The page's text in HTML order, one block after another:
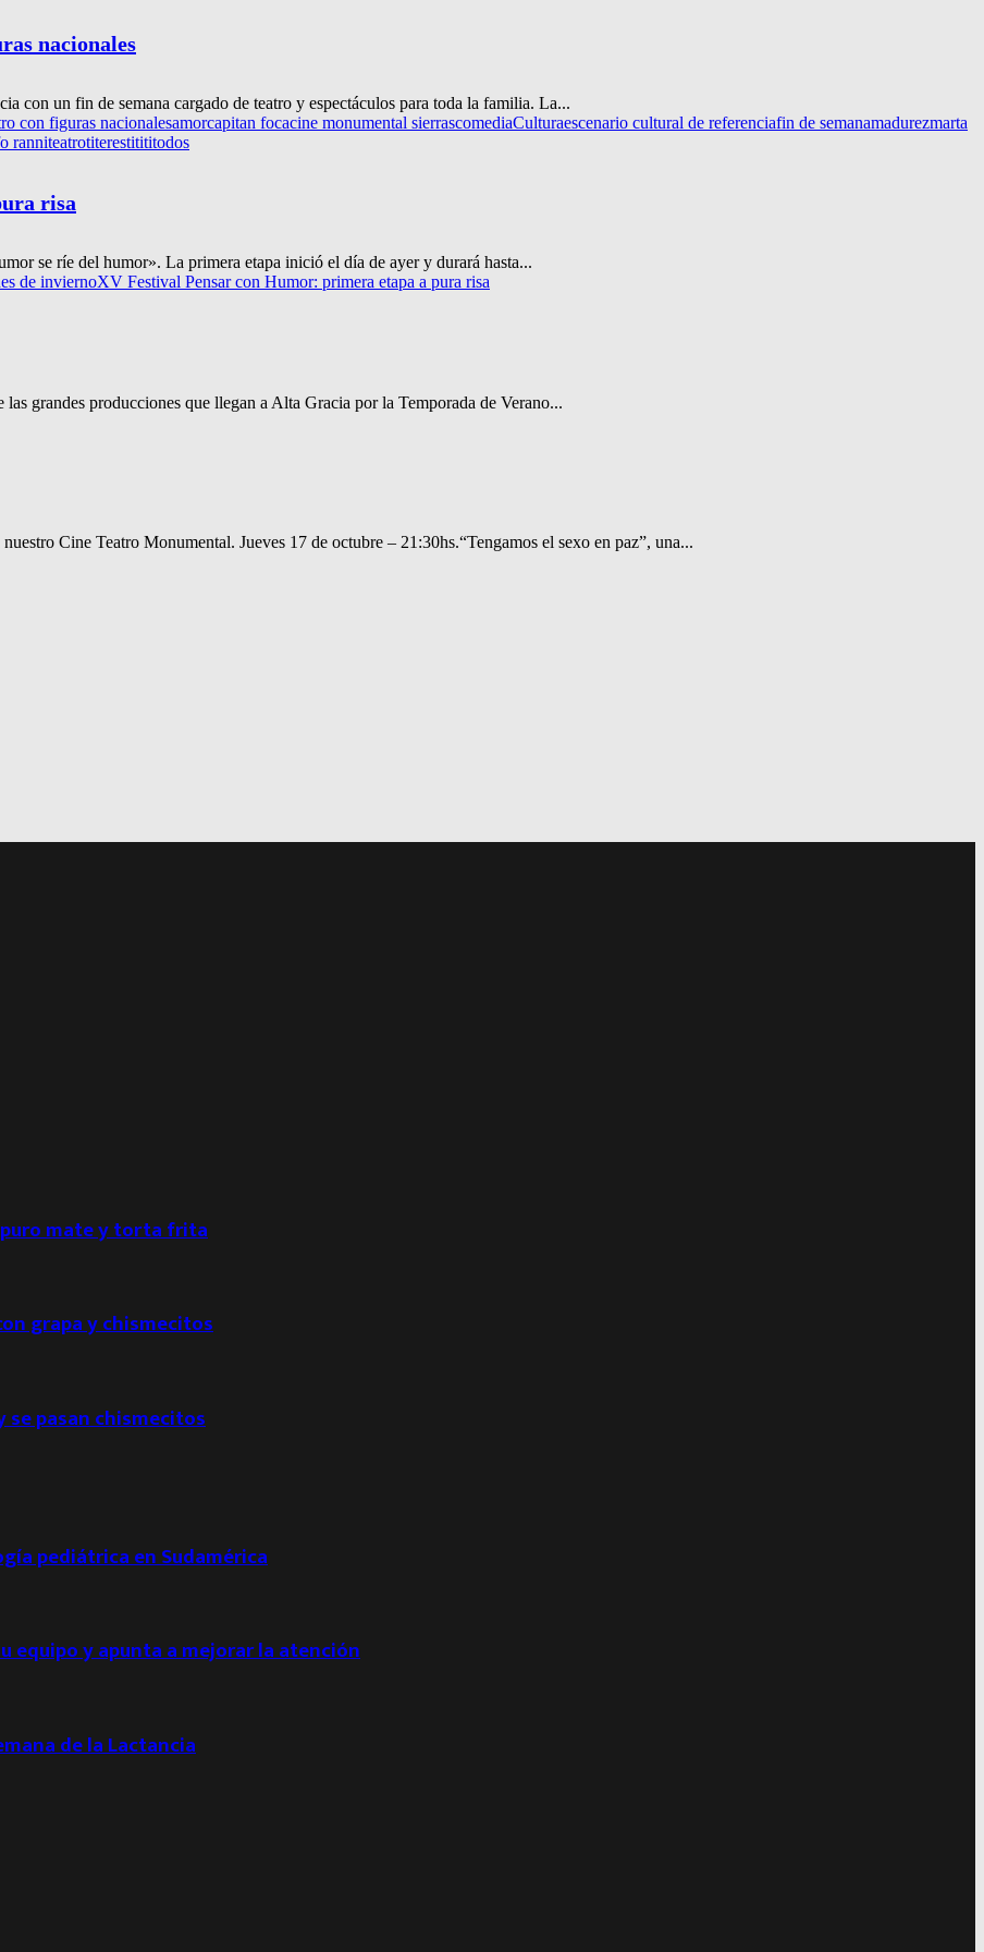
nacionales
con un fin de semana cargado de teatro y espectáculos para toda la familia. La...
con figuras nacionalesamorcapitan focacine monumental sierrascomediaCulturaescenario cultural de referenciafin de semanamadurezmarta
ranniteatrotiterestitititodos
risa
se ríe del humor». La primera etapa inició el día de ayer y durará hasta...
de inviernoXV Festival Pensar con Humor: primera etapa a pura risa
grandes producciones que llegan a Alta Gracia por la Temporada de Verano...
Cine Teatro Monumental. Jueves 17 de octubre – 21:30hs.“Tengamos el sexo en paz”, una...
puro mate y torta frita
grapa y chismecitos
se pasan chismecitos
pediátrica en Sudamérica
equipo y apunta a mejorar la atención
de la Lactancia